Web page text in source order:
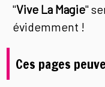
"Vive La Magie"
évidemment !
Ces pages